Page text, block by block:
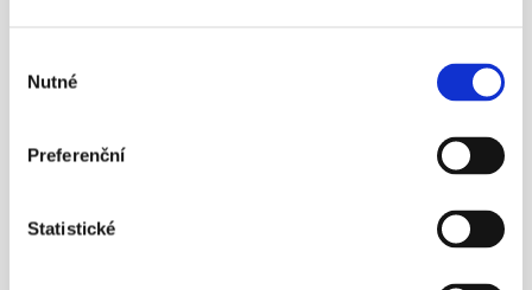
souhlasu
Nutné
Preferenční
Statistické
¶
nestačí!
zároveň dvě penzijní smlouvy.